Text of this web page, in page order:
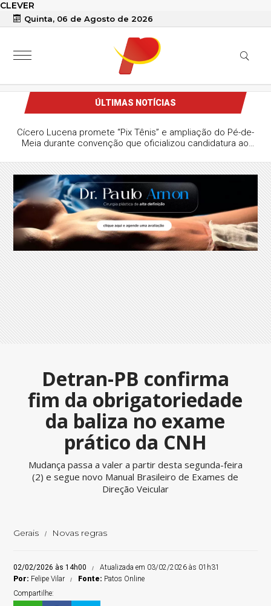
CLEVER
Quinta, 06 de Agosto de 2026
ÚLTIMAS NOTÍCIAS
Cícero Lucena promete “Pix Tênis” e ampliação do Pé-de-
Meia durante convenção que oficializou candidatura ao
Detran-PB confirma
fim da obrigatoriedade
da baliza no exame
prático da CNH
Mudança passa a valer a partir desta segunda-feira
(2) e segue novo Manual Brasileiro de Exames de
Direção Veicular
Gerais Novas regras
02/02/2026 às 14h00
Atualizada em 03/02/2026 às 01h31
Por: Felipe Vilar Fonte: Patos Online
Compartilhe: